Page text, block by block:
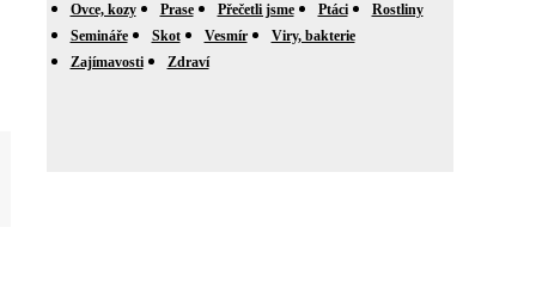
Ovce, kozy
Prase Přečetli jsme Ptáci
Rostliny
Semináře
Skot Vesmír
Viry, bakterie
Zajímavosti
Zdraví